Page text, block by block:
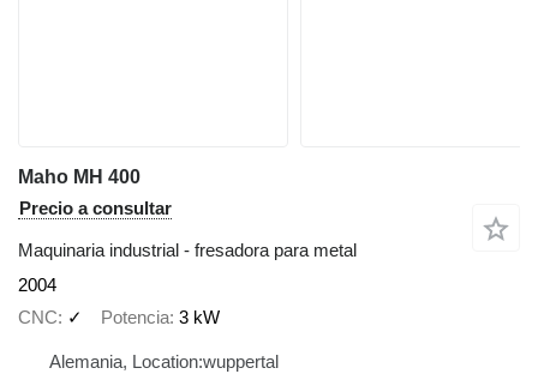
Maho MH 400
Precio a consultar
Maquinaria industrial - fresadora para metal
2004
CNC
✓ Potencia 3 kW
Alemania, Location:wuppertal